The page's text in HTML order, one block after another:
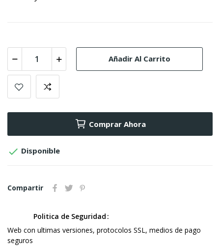
Añadir Al Carrito
Comprar Ahora
 Disponible
Compartir
Politica de Seguridad
Web con ultimas versiones, protocolos SSL, medios de pago
seguros